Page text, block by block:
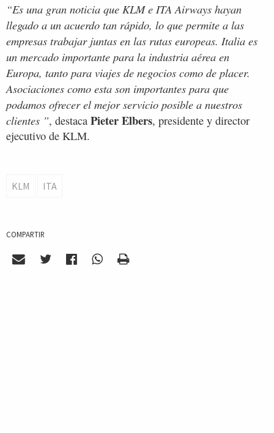
“Es una gran noticia que KLM e ITA Airways hayan
llegado a un acuerdo tan rápido, lo que permite a las
empresas trabajar juntas en las rutas europeas. Italia es
un mercado importante para la industria aérea en
Europa, tanto para viajes de negocios como de placer.
Asociaciones como esta son importantes para que
podamos ofrecer el mejor servicio posible a nuestros
clientes ”, destaca Pieter Elbers, presidente y director
ejecutivo de KLM.
KLM ITA
COMPARTIR